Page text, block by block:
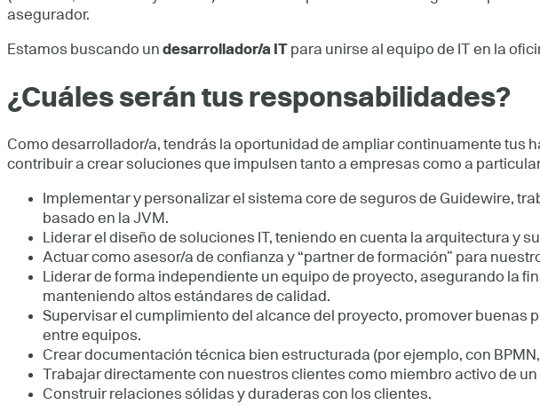
asegurador.
Estamos buscando un desarrollador/a IT para unirse al equipo de IT en la
¿Cuáles serán tus responsabilidades?
Como desarrollador/a, tendrás la oportunidad de ampliar continuamente tus
contribuir a crear soluciones que impulsen tanto a empresas como a
Implementar y personalizar el sistema core de seguros de Guidewire,
basado en la JVM.
Liderar el diseño de soluciones IT, teniendo en cuenta la arquitectura y
Actuar como asesor/a de confianza y “partner de formación” para
Liderar de forma independiente un equipo de proyecto, asegurando la
manteniendo altos estándares de calidad.
Supervisar el cumplimiento del alcance del proyecto, promover buenas
entre equipos.
Crear documentación técnica bien estructurada (por ejemplo, con BPMN,
Trabajar directamente con nuestros clientes como miembro activo de
Construir relaciones sólidas y duraderas con los clientes.